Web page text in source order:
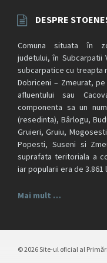
DESPRE
Comuna situata în
judetului, în Subcarpatii
subcarpatice cu treapta
Dobriceni – Zmeurat,
afluentului sau
componenta sa un
(resedinta), Bârlogu,
Gruieri, Gruiu,
Popesti, Suseni si
suprafata teritoriala a
iar popularii era de 3.861
Mai mult …
© 2026 Site-ul oficial al